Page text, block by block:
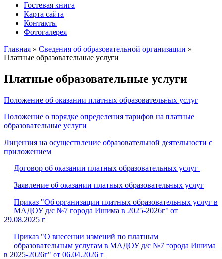
Гостевая книга
Карта сайта
Контакты
Фотогалерея
Вы здесь
Главная » Сведения об образовательной организации »
Платные образовательные услуги
Платные образовательные услуги
Положение об оказании платных образовательных услуг
Положение о порядке определения тарифов на платные
образовательные услуги
Лицензия на осуществление образовательной деятельности с
приложением
Договор об оказании платных образовательных услуг
Заявление об оказании платных образовательных услуг
Приказ "Об организации платных образовательных услуг в
МАДОУ д/с №7 города Ишима в 2025-2026г" от
29.08.2025 г
Приказ "О внесении измений по платным
образовательным услугам в МАДОУ д/с №7 города Ишима
в 2025-2026г" от 06.04.2026 г